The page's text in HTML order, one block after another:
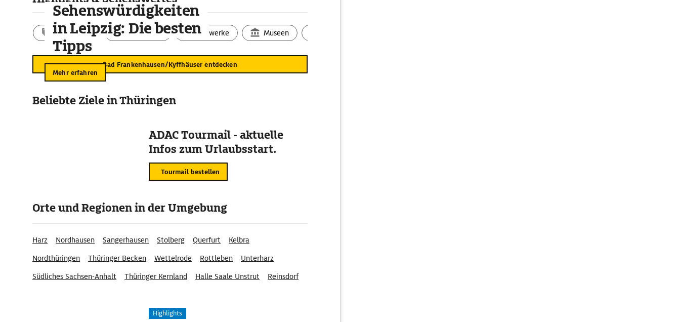
Aktivitäten Landschaft Bauwerke Museen
Bad Frankenhausen/Kyffhäuser entdecken
Sehenswürdigkeiten
in Leipzig: Die besten
Tipps
Mehr erfahren
Beliebte Ziele in Thüringen
ADAC Tourmail - aktuelle
Infos zum Urlaubsstart.
Tourmail bestellen
Orte und Regionen in der Umgebung
Harz Nordhausen Sangerhausen Stolberg Querfurt
Kelbra
Nordthüringen
Thüringer Becken Wettelrode Rottleben
Unterharz
Südliches Sachsen-Anhalt
Thüringer Kernland Halle Saale Unstrut
Reinsdorf
Highlights